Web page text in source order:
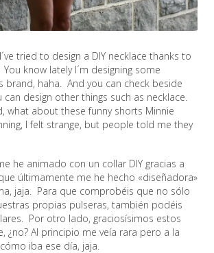
tried to design a DIY necklace thanks to
. You know lately I´m designing some
brand, haha. And you can check beside
design other things such as necklace.
what about these funny shorts Minnie
I felt strange, but people told me they
he animado con un collar DIY gracias a
que últimamente me he hecho «diseñadora»
jaja. Para que comprobéis que no sólo
propias pulseras, también podéis
Por otro lado, graciosísimos estos
¿no? Al principio me veía rara pero a la
iba ese día, jaja.